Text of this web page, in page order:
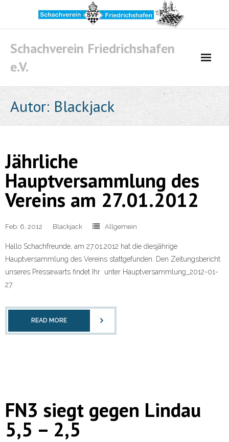
content
Schachverein Friedrichshafen
e.V.
Autor: Blackjack
Jährliche
Hauptversammlung des
Vereins am 27.01.2012
Feb. 6, 2012 Blackjack Allgemein
Hallo Schachfreunde, am 27.01.2012 hat die diesjährige
Hauptversammlung des Vereins stattgefunden. Den Zeitungsbericht
unseres Pressewarts findet Ihr unter Hauptversammlung_2012-01-
27.
READ MORE
FN3 siegt gegen Lindau
5,5 – 2,5